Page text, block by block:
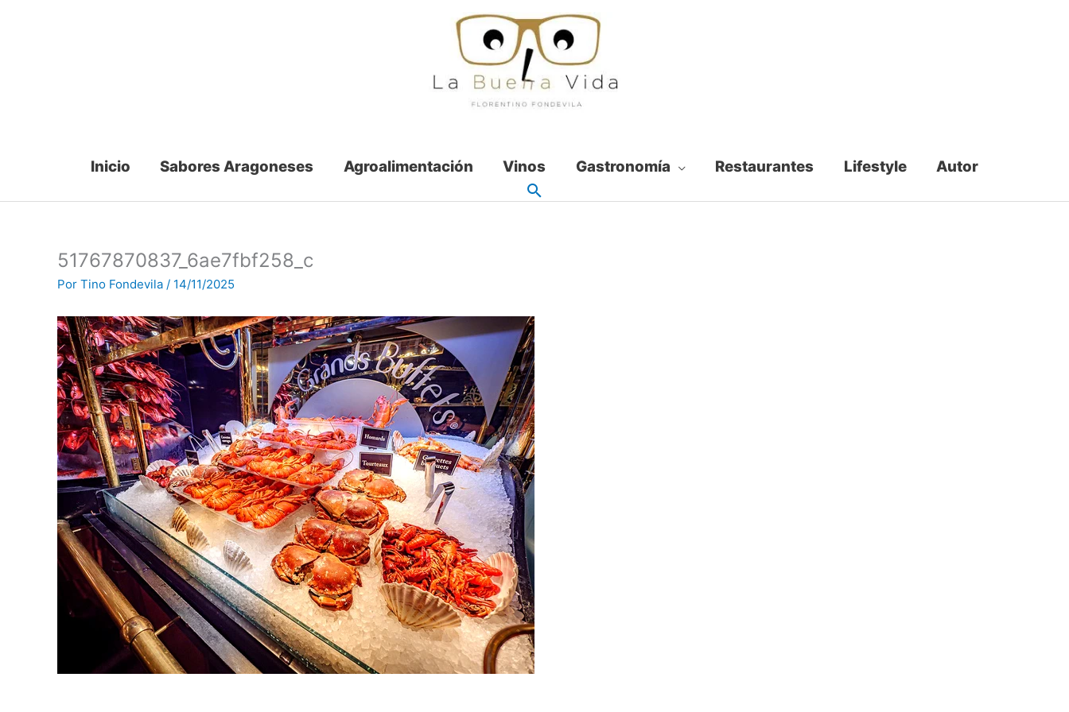
Inicio Sabores Aragoneses Agroalimentación Vinos Gastronomía Restaurantes Lifestyle Autor
51767870837_6ae7fbf258_c
Por Tino Fondevila / 14/11/2025